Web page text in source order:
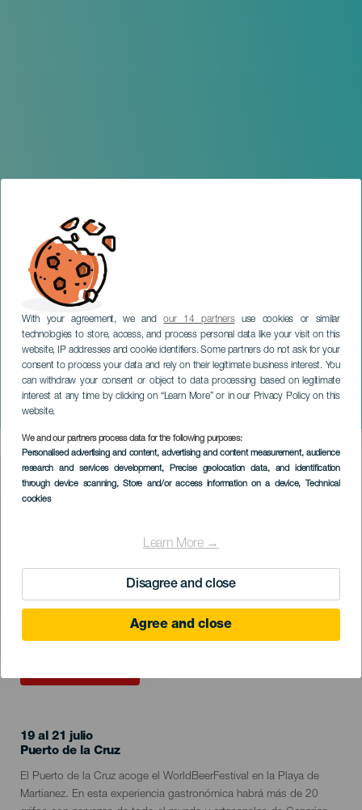
With your agreement, we andour 14 partnersuse cookies or similar
technologies to store, access, and process personal data like your visit on this
website, IP addresses and cookie identifiers. Some partners do not ask for your
consent to process your data and rely on their legitimate business interest. You
can withdraw your consent or object to data processing based on legitimate
interest at any time by clicking on “Learn More” or in our Privacy Policy on this
website.
We and our partners process data for the following purposes:
Personalised advertising and content, advertising and content measurement, audience
research and services development, Precise geolocation data, and identification
through device scanning, Store and/or access information on a device, Technical
cookies
Learn More →
Disagree and close
Agree and close
World Beer Festival -
Grandes Fiestas del
Puerto de la Cruz
TENERIFE
Imagen
Listado
19 al 21 julio
Localidad
Puerto de la Cruz
Descripción
del
El Puerto de la Cruz acoge el WorldBeerFestival en la Playa de
Martianez. En esta experiencia gastronómica habrá más de 20